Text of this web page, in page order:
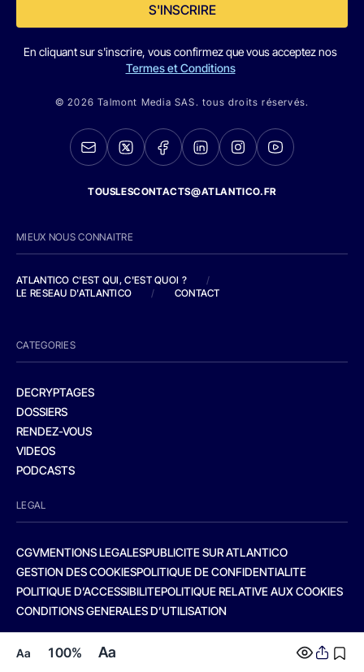
Aa 100% Aa
S'INSCRIRE
En cliquant sur s'inscrire, vous confirmez que vous acceptez nos
Termes et Conditions
© 2026 Talmont Media SAS. tous droits réservés.
TOUSLESCONTACTS@ATLANTICO.FR
MIEUX NOUS CONNAITRE
ATLANTICO C'EST QUI, C'EST QUOI ?
/
LE RESEAU D'ATLANTICO
/ CONTACT
CATEGORIES
DECRYPTAGES
DOSSIERS
RENDEZ-VOUS
VIDEOS
PODCASTS
LEGAL
CGVMENTIONS LEGALESPUBLICITE SUR ATLANTICO
GESTION DES COOKIESPOLITIQUE DE CONFIDENTIALITE
POLITIQUE D’ACCESSIBILITEPOLITIQUE RELATIVE AUX COOKIES
CONDITIONS GENERALES D’UTILISATION